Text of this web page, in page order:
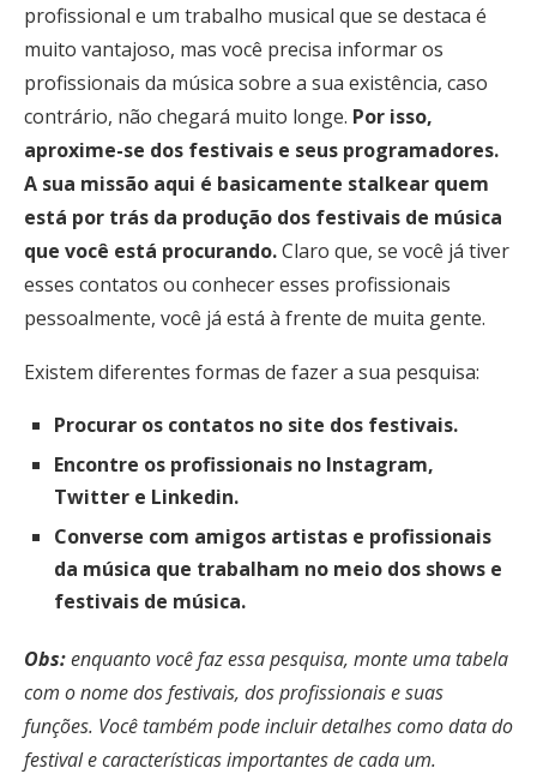
profissional e um trabalho musical que se destaca é
muito vantajoso, mas você precisa informar os
profissionais da música sobre a sua existência, caso
contrário, não chegará muito longe. Por isso,
aproxime-se dos festivais e seus programadores.
A sua missão aqui é basicamente stalkear quem
está por trás da produção dos festivais de música
que você está procurando.Claro que, se você já tiver
esses contatos ou conhecer esses profissionais
pessoalmente, você já está à frente de muita gente.
Existem diferentes formas de fazer a sua pesquisa:
Procurar os contatos no site dos festivais.
Encontre os profissionais no Instagram,
Twitter e Linkedin.
Converse com amigos artistas e profissionais
da música que trabalham no meio dos shows e
festivais de música.
Obs:enquanto você faz essa pesquisa, monte uma tabela
com o nome dos festivais, dos profissionais e suas
funções. Você também pode incluir detalhes como data do
festival e características importantes de cada um.